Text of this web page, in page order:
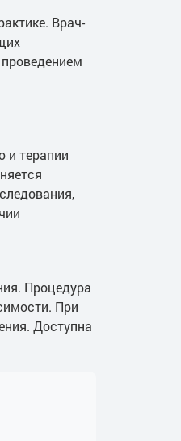
Врач-
и терапии
Процедура
При
Доступна